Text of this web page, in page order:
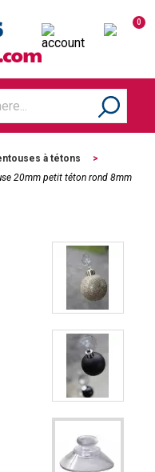
0
à tétons
>
20mm petit téton rond 8mm